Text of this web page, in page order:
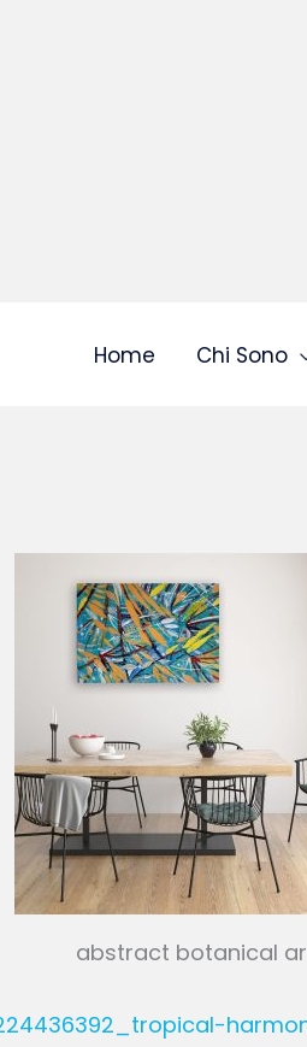
Home Chi Sono
abstract botanical